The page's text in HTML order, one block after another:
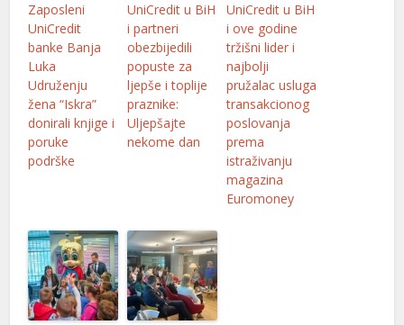
Zaposleni
UniCredit
banke Banja
Luka
Udruženju
žena “Iskra”
donirali knjige i
poruke
podrške
UniCredit u BiH
i partneri
obezbijedili
popuste za
ljepše i toplije
praznike:
Uljepšajte
nekome dan
UniCredit u BiH
i ove godine
tržišni lider i
najbolji
pružalac usluga
transakcionog
poslovanja
prema
istraživanju
magazina
Euromoney